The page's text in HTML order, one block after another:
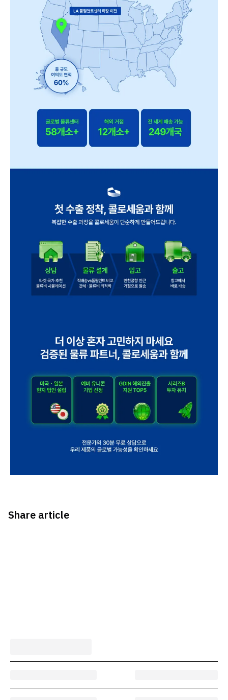
Share article